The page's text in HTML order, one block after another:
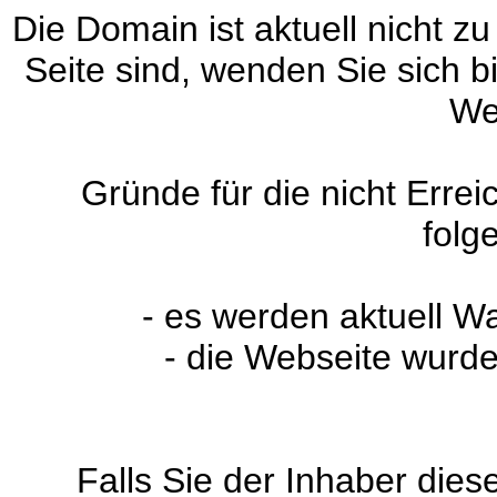
Die Domain ist aktuell nicht
Seite sind, wenden Sie sich
Gründe für die nicht
- es werden aktuell
- die Webseite
Falls Sie der Inhaber